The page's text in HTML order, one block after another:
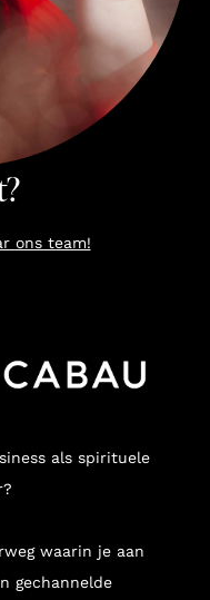
ons team!
als spirituele
waarin je aan
gechannelde